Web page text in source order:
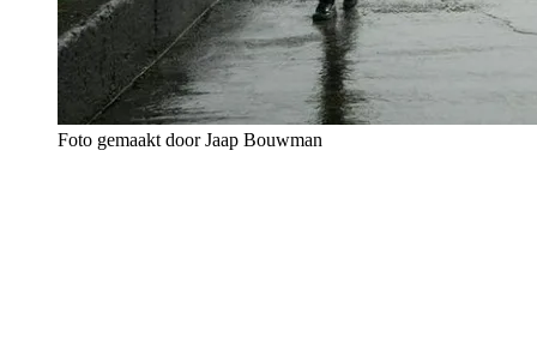
Foto gemaakt door Jaap Bouwman